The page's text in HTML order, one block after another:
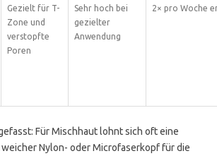
Gezielt für T-
Zone und
verstopfte
Poren
Sehr hoch bei
gezielter
Anwendung
2× pro Woche
Für Mischhaut lohnt sich oft eine
weicher Nylon- oder Microfaserkopf für die